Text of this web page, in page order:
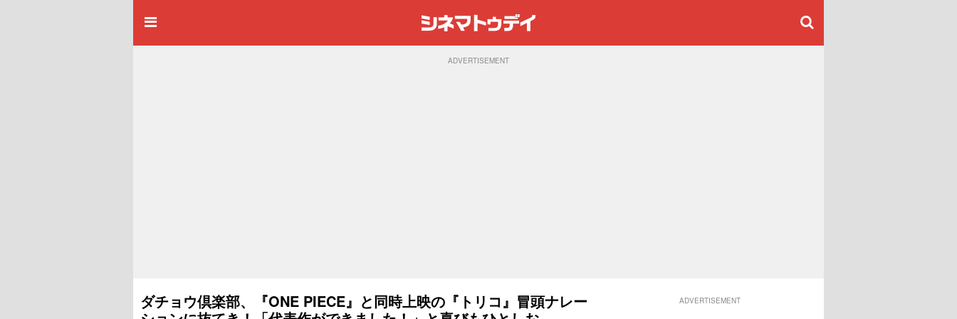
ADVERTISEMENT
ダチョウ倶楽部、『ONE PIECE』と同時上映の『トリコ』冒頭ナレー
ADVERTISEMENT